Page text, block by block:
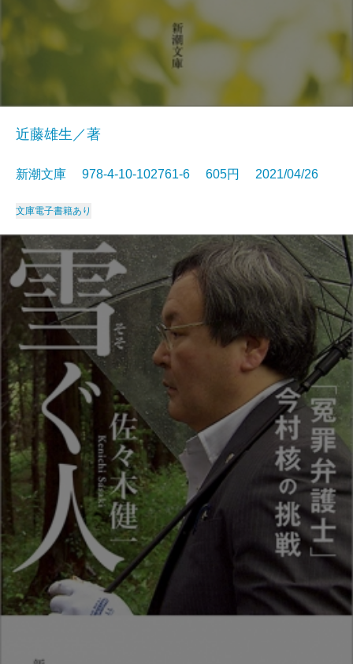
近藤雄生／著
新潮文庫 978-4-10-102761-6 605円 2021/04/26
文庫電子書籍あり